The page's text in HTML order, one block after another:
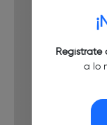
Regístrate
a lo